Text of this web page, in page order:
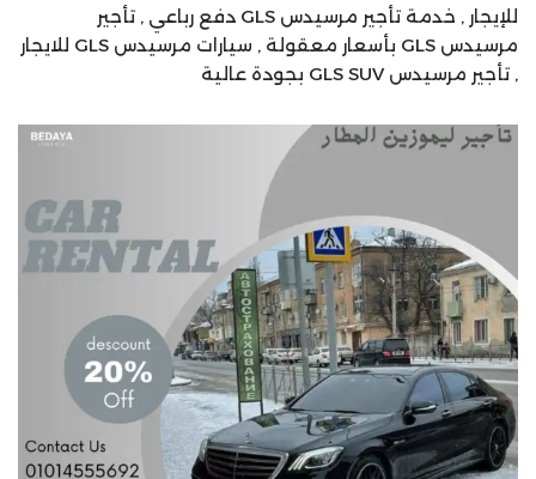
للإيجار , خدمة تأجير مرسيدس GLS دفع رباعي , تأجير
مرسيدس GLS بأسعار معقولة , سيارات مرسيدس GLS للايجار
, تأجير مرسيدس GLS SUV بجودة عالية